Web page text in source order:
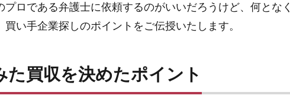
ロである弁護士に依頼するのがいいだろうけど、何となく
い手企業探しのポイントをご伝授いたします。
買収を決めたポイント